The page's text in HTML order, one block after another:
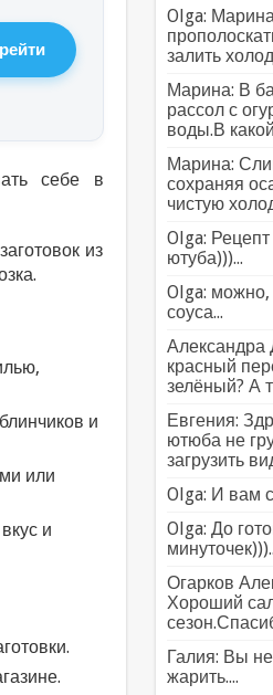
себе в
из
и
или
и
Olga:
залить
Марина: В
рассол с
воды.В
Марина:
сохраняя
чистую
Olga:
ютуба)))...
Olga: можно,
соуса...
Александра
красный
зелёный? А
Евгения:
ютюба не
загрузить
Olga: И вам
Olga: До
Огарков
Хороший
Галия: Вы
жарить....